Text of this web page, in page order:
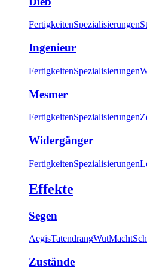
FertigkeitenSpezialisierungen
Ingenieur
FertigkeitenSpezialisierungen
Mesmer
FertigkeitenSpezialisierungen
Widergänger
FertigkeitenSpezialisierungen
Effekte
Segen
AegisTatendrangWutMacht
Zustände